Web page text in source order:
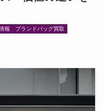
報
ブランドバッグ買取